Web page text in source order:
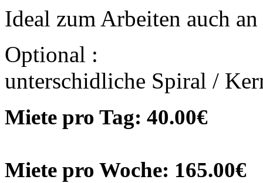
Ideal zum Arbeiten auch
Optional :
unterschidliche Spiral /
Miete pro Tag: 40.00€
Miete pro Woche: 165.00€